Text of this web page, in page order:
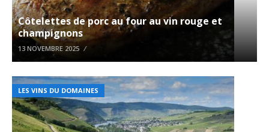
Côtelettes de porc au four au vin rouge et
champignons
13 NOVEMBRE 2025
LES VINS DU DOMAINES